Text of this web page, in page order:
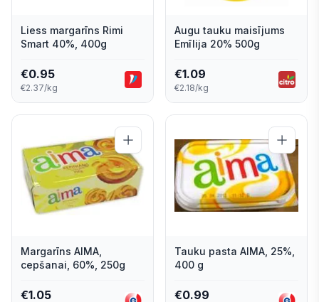
Liess margarīns Rimi
Smart 40%, 400g
€0.95
€2.37/kg
Augu tauku maisījums
Emīlija 20% 500g
€1.09
€2.18/kg
Margarīns AIMA,
cepšanai, 60%, 250g
€1.05
Tauku pasta AIMA, 25%,
400 g
€0.99